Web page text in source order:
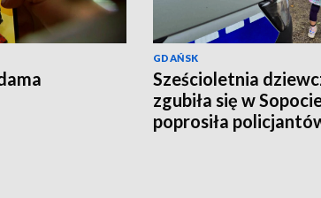
GDAŃSK
Sześcioletnia
zgubiła się w
poprosiła